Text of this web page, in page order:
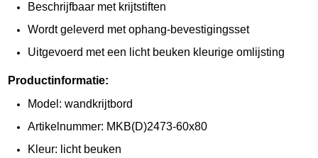
Beschrijfbaar met krijtstiften
Wordt geleverd met ophang-bevestigingsset
Uitgevoerd met een licht beuken kleurige omlijsting
Productinformatie:
Model: wandkrijtbord
Artikelnummer: MKB(D)2473-60x80
Kleur: licht beuken